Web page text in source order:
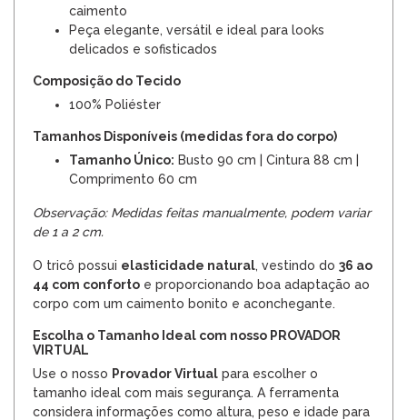
caimento
Peça elegante, versátil e ideal para looks
delicados e sofisticados
Composição do Tecido
100% Poliéster
Tamanhos Disponíveis (medidas fora do corpo)
Tamanho Único: Busto 90 cm | Cintura 88 cm |
Comprimento 60 cm
Observação: Medidas feitas manualmente, podem variar
de 1 a 2 cm.
O tricô possui elasticidade natural, vestindo do 36 ao
44 com conforto e proporcionando boa adaptação ao
corpo com um caimento bonito e aconchegante.
Escolha o Tamanho Ideal com nosso PROVADOR
VIRTUAL
Use o nosso Provador Virtual para escolher o
tamanho ideal com mais segurança. A ferramenta
considera informações como altura, peso e idade para